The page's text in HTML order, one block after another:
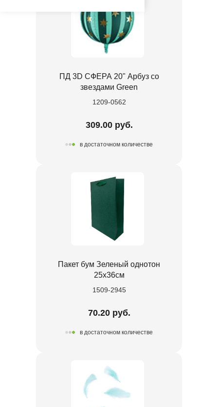
ПД 3D СФЕРА 20" Арбуз со
звездами Green
1209-0562
309.00 руб.
в достаточном количестве
Пакет бум Зеленый однотон
25х36см
1509-2945
70.20 руб.
в достаточном количестве